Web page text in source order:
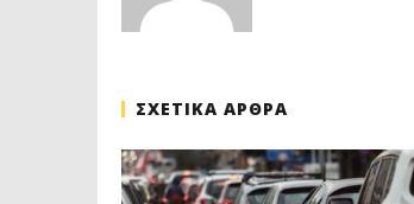
ΣΧΕΤΙΚΑ ΑΡΘΡΑ